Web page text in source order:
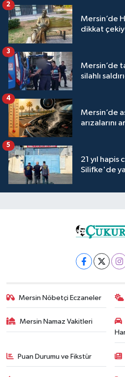
Mersin’de
dikkat
2
Mersin’de
silahlı
3
Mersin’de
arızalarını
4
21 yıl hapis
Silifke'de
5
Mersin Nöbetçi Eczaneler
Mersin Namaz Vakitleri
Puan Durumu ve Fikstür